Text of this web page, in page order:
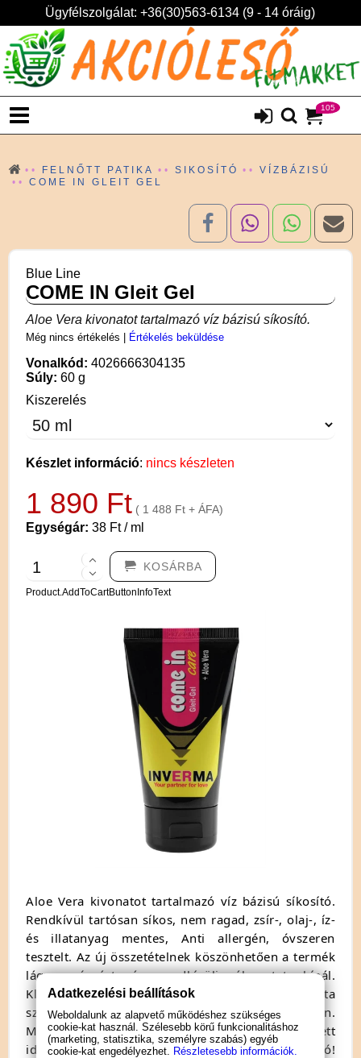
Ügyfélszolgálat: +36(30)563-6134 (9 - 14 óráig)
105
FELNŐTT PATIKA SIKOSÍTÓ
VÍZBÁZISÚ
COME IN GLEIT GEL
Blue Line
COME IN Gleit Gel
Aloe Vera kivonatot tartalmazó víz bázisú síkosító.
Még nincs értékelés Értékelés beküldése
Vonalkód: 4026666304135
Súly: 60 g
Kiszerelés
Készlet információ: nincs készleten
1 890 Ft ( 1 488 Ft + ÁFA)
Egységár: 38 Ft / ml
KOSÁRBA
Product.AddToCartButtonInfoText
Aloe Vera kivonatot tartalmazó víz bázisú síkosító.
Rendkívül tartósan síkos, nem ragad, zsír-, olaj-, íz-
és illatanyag mentes, Anti allergén, óvszeren
tesztelt. Az új összetételnek köszönhetően a termék
lágy csúszást és rendkívüli élvezetet kínál.
Klinikailag és bőrgyógyászatilag tesztelt. Használata
szükség szerint, korlátlan mennyiségben.
Minőségét megőrzi a csomagoláson feltüntetett
időpontig. Gyermekek elől gondosan elzárandó!
Adatkezelési beállítások
Weboldalunk az alapvető működéshez szükséges
cookie-kat használ. Szélesebb körű funkcionalitáshoz
(marketing, statisztika, személyre szabás) egyéb
cookie-kat engedélyezhet. Részletesebb információk.